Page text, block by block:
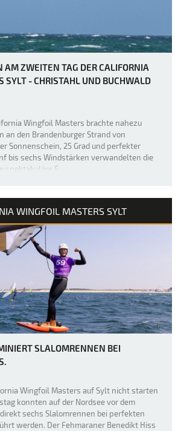
AM ZWEITEN TAG DER CALIFORNIA
SYLT - CHRISTAHL UND BUCHWALD
Wingfoil Masters brachte nahezu
an den Brandenburger Strand von
Sonnenschein, 25 Grad und perfekter
bis sechs Windstärken verwandelten die
spektakuläre F…
WINGFOIL MASTERS SYLT
SLALOMRENNEN BEI
Wingfoil Masters auf Sylt nicht starten
konnten auf der Nordsee vor dem
sechs Slalomrennen bei perfekten
werden. Der Fehmaraner Benedikt Hiss